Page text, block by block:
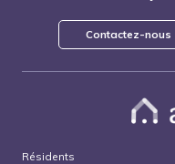
Contactez-nous
Résidents